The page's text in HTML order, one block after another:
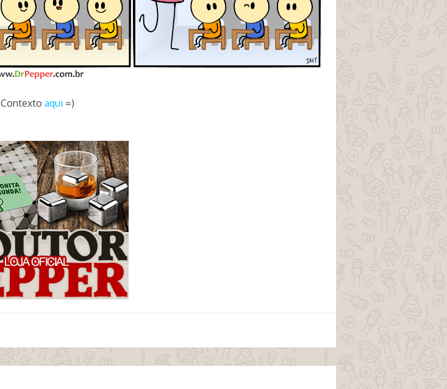
Contexto aqui=)